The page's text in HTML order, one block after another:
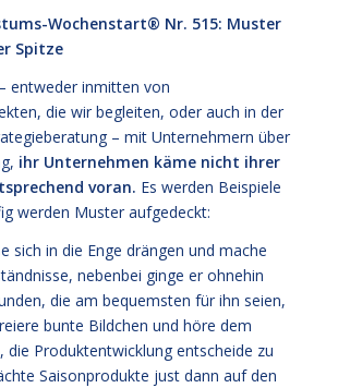
Wochenstart® Nr. 515: Muster
Spitze
entweder inmitten von
die wir begleiten, oder auch in der
– mit Unternehmern über
ihr Unternehmen käme nicht ihrer
voran. Es werden Beispiele
werden Muster aufgedeckt:
sich in die Enge drängen und mache
nebenbei ginge er ohnehin
die am bequemsten für ihn seien,
bunte Bildchen und höre dem
die Produktentwicklung entscheide zu
Saisonprodukte just dann auf den